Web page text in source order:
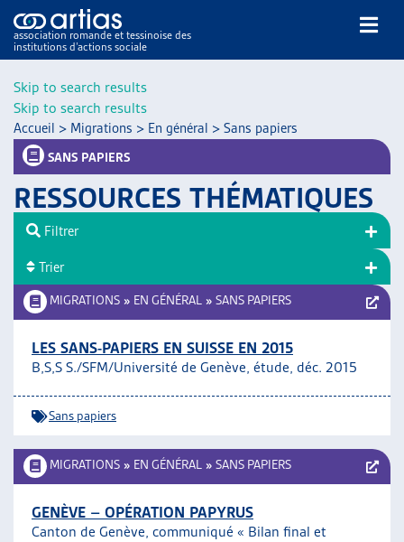
Skip to search results
Skip to search results
association romande et tessinoise des
institutions d’actions sociale
NOS PUBLICATIONS
DOSSIERS DU MOIS
VEILLE
RESSOURCES
THÉMATIQUES
GUIDE SOCIAL ROMAND
ARTIAS
PROJETS ET ACTIVITÉS
JOURNÉES D’AUTOMNE
Accueil > Migrations > En général > Sans papiers
SANS PAPIERS
RESSOURCES THÉMATIQUES
MIGRATIONS » EN GÉNÉRAL » SANS PAPIERS
LES SANS-PAPIERS EN SUISSE EN 2015
B,S,S S./SFM/Université de Genève, étude, déc. 2015
Sans papiers
MIGRATIONS » EN GÉNÉRAL » SANS PAPIERS
GENÈVE – OPÉRATION PAPYRUS
Canton de Genève, communiqué « Bilan final et
Filtrer
Trier